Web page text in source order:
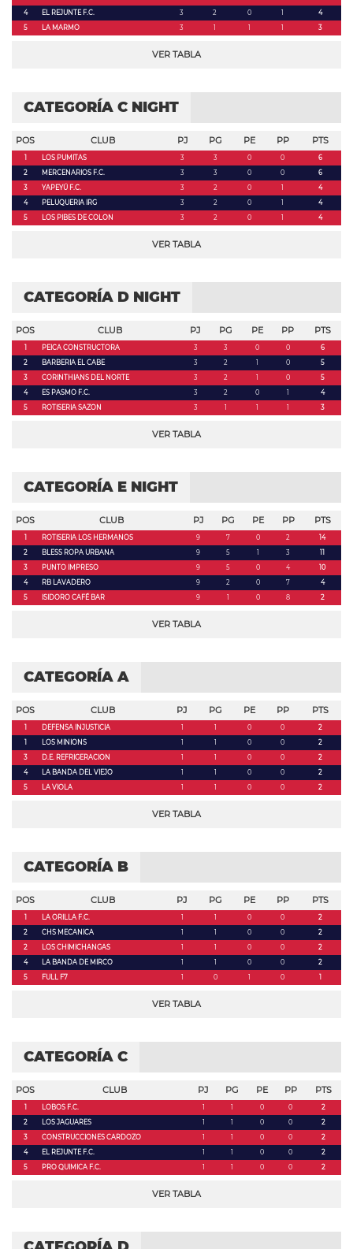
4
EL REJUNTE F.C. 3 2 0 1
4
5
LA MARMO 3 1 1 1 3
VER TABLA
CATEGORÍA C NIGHT
POS CLUB PJ PG PE PP PTS
1 LOS PUMITAS 3 3 0 0
6
2
MERCENARIOS F.C. 3 3 0 0
6
3
YAPEYÚ F.C. 3 2 0 1
4
4
PELUQUERIA IRG 3 2 0 1
4
5
LOS PIBES DE COLON 3 2 0 1 4
VER TABLA
CATEGORÍA D NIGHT
POS CLUB PJ PG PE PP PTS
1 PEICA CONSTRUCTORA 3 3 0 0
6
2
BARBERIA EL CABE 3 2 1 0
5
3
CORINTHIANS DEL NORTE 3 2 1 0
5
4
ES PASMO F.C. 3 2 0 1
4
5
ROTISERIA SAZON 3 1 1 1 3
VER TABLA
CATEGORÍA E NIGHT
POS CLUB PJ PG PE PP PTS
1 ROTISERIA LOS HERMANOS 9 7 0 2
14
2
BLESS ROPA URBANA 9 5 1 3
11
3
PUNTO IMPRESO 9 5 0 4
10
4
RB LAVADERO 9 2 0 7
4
5
ISIDORO CAFÉ BAR 9 1 0 8 2
VER TABLA
CATEGORÍA A
POS CLUB PJ PG PE PP PTS
1 DEFENSA INJUSTICIA 1 1 0 0
2
1
LOS MINIONS 1 1 0 0
2
3
D.E. REFRIGERACION 1 1 0 0
2
4
LA BANDA DEL VIEJO 1 1 0 0
2
5
LA VIOLA 1 1 0 0 2
VER TABLA
CATEGORÍA B
POS CLUB PJ PG PE PP PTS
1 LA ORILLA F.C. 1 1 0 0
2
2
CHS MECANICA 1 1 0 0
2
2
LOS CHIMICHANGAS 1 1 0 0
2
4
LA BANDA DE MIRCO 1 1 0 0
2
5
FULL F7 1 0 1 0 1
VER TABLA
CATEGORÍA C
POS CLUB PJ PG PE PP PTS
1 LOBOS F.C. 1 1 0 0
2
2
LOS JAGUARES 1 1 0 0
2
3
CONSTRUCCIONES CARDOZO 1 1 0 0
2
4
EL REJUNTE F.C. 1 1 0 0
2
5
PRO QUIMICA F.C. 1 1 0 0 2
VER TABLA